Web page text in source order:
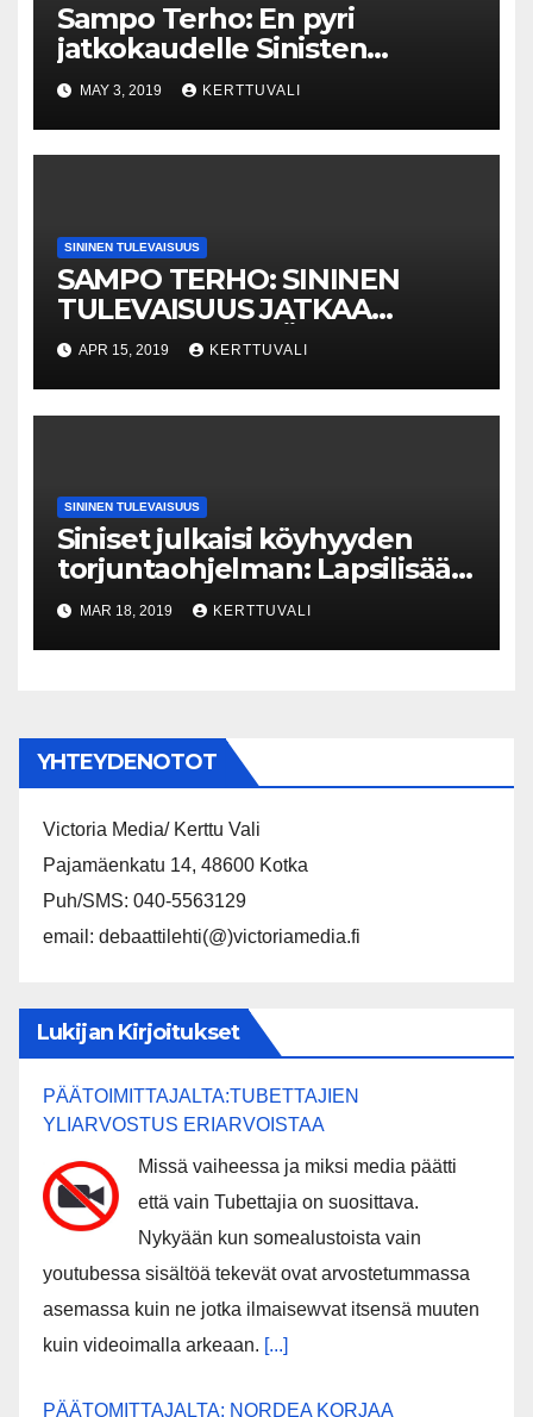
Sampo Terho: En pyri
jatkokaudelle Sinisten
puheenjohtajaksi
MAY 3, 2019 KERTTUVALI
SININEN TULEVAISUUS
SAMPO TERHO: SININEN
TULEVAISUUS JATKAA
PUOLUEENA TYÖTÄ
PERHEIDEN JA
TURVALLISUUDEN PUOLESTA
APR 15, 2019 KERTTUVALI
SININEN TULEVAISUUS
Siniset julkaisi köyhyyden
torjuntaohjelman: Lapsilisää
uudistettava – enemmän
tukea pikkulapsivaiheessa
MAR 18, 2019 KERTTUVALI
YHTEYDENOTOT
Victoria Media/ Kerttu Vali
Pajamäenkatu 14, 48600 Kotka
Puh/SMS: 040-5563129
email: debaattilehti(@)victoriamedia.fi
Lukijan Kirjoitukset
PÄÄTOIMITTAJALTA:TUBETTAJIEN
YLIARVOSTUS ERIARVOISTAA
Missä vaiheessa ja miksi media päätti
että vain Tubettajia on suosittava.
Nykyään kun somealustoista vain
youtubessa sisältöä tekevät ovat arvostetummassa
asemassa kuin ne jotka ilmaisewvat itsensä muuten
kuin videoimalla arkeaan. [...]
PÄÄTOMITTAJALTA: NORDEA KORJAA